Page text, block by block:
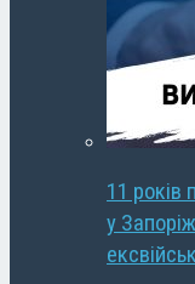
11 років
у